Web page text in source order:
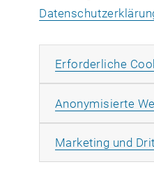
Erforderliche
Anonymisierte
Marketing und